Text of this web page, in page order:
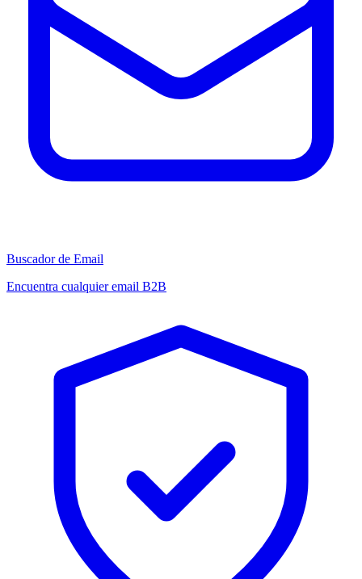
Buscador de Email
Encuentra cualquier email B2B